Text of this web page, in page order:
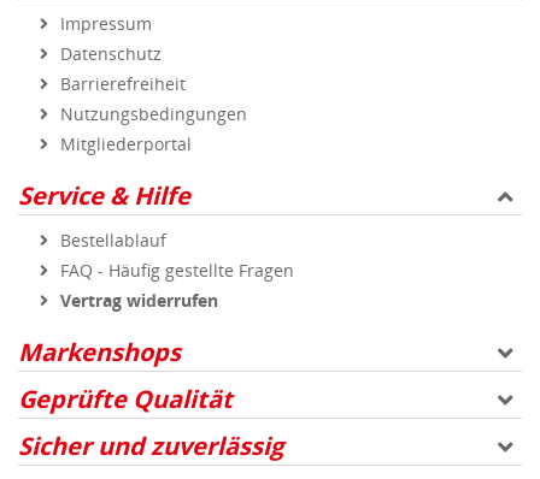
Impressum
Datenschutz
Barrierefreiheit
Nutzungsbedingungen
Mitgliederportal
Service & Hilfe
Bestellablauf
FAQ - Häufig gestellte Fragen
Vertrag widerrufen
Markenshops
Geprüfte Qualität
Sicher und zuverlässig